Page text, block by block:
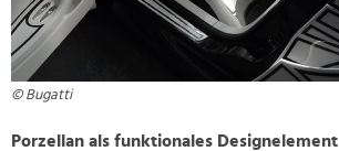
© Bugatti
Porzellan als funktionales Designelement